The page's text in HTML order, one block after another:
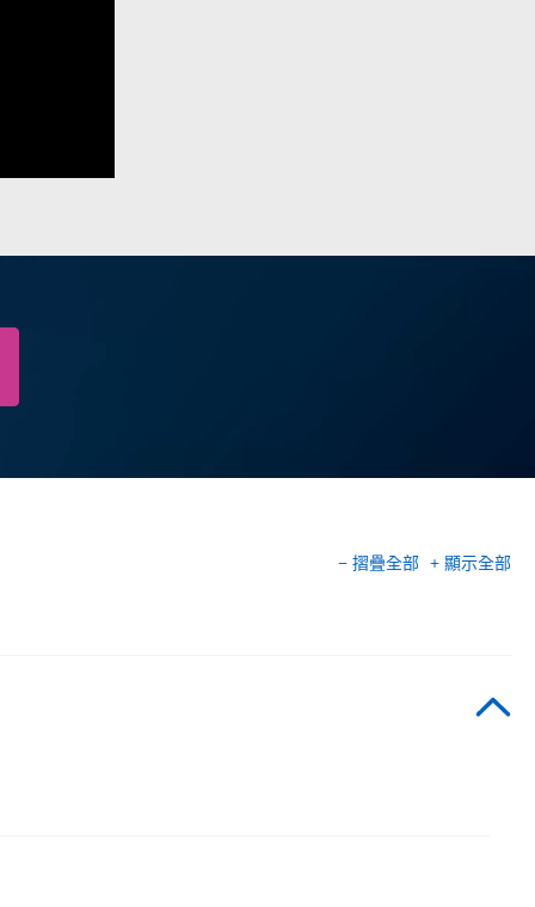
− 摺疊全部 + 顯示全部